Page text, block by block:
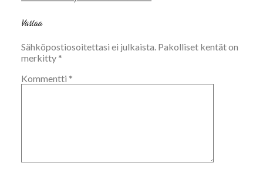
Vastaa
Sähköpostiosoitettasi ei julkaista. Pakolliset kentät on
merkitty *
Kommentti *